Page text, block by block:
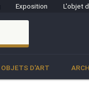
Exposition L'objet
OBJETS D'ART